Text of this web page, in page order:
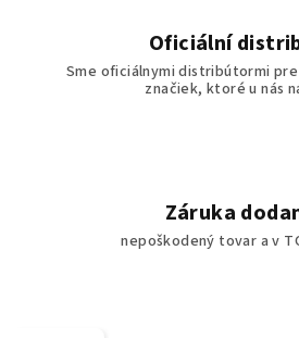
Oficiální
Sme oficiálnymi distribútormi pre
značiek, ktoré u nás
Záruka
nepoškodený tovar a v